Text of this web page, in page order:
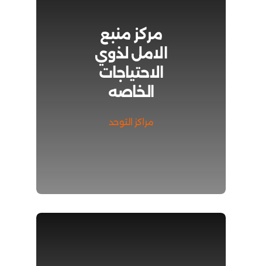
مركز منبع
الامل لذوي
الاحتياجات
الخاصه
مراكز التوحد